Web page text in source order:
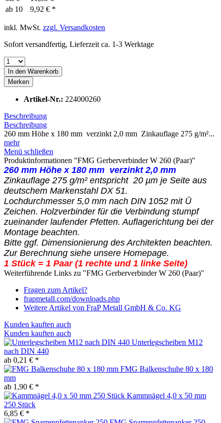
ab 10 9,92 € *
inkl. MwSt. zzgl. Versandkosten
Sofort versandfertig, Lieferzeit ca. 1-3 Werktage
In den Warenkorb
Merken
Artikel-Nr.: 224000260
Beschreibung
Beschreibung
260 mm Höhe x 180 mm verzinkt 2,0 mm Zinkauflage 275 g/m²...
mehr
Menü schließen
Produktinformationen "FMG Gerberverbinder W 260 (Paar)"
260 mm Höhe x 180 mm verzinkt 2,0 mm
Zinkauflage 275 g/m² entspricht 20 µm je Seite aus
deutschem Markenstahl DX 51.
Lochdurchmesser 5,0 mm nach DIN 1052 mit Ü
Zeichen. Holzverbinder für die Verbindung stumpf
zueinander laufender Pfetten. Auflagerichtung bei der
Montage beachten.
Bitte ggf. Dimensionierung des Architekten beachten.
Zur Berechnung siehe unsere Homepage.
1 Stück = 1 Paar (1 rechte und 1 linke Seite)
Weiterführende Links zu "FMG Gerberverbinder W 260 (Paar)"
Fragen zum Artikel?
frapmetall.com/downloads.php
Weitere Artikel von FraP Metall GmbH & Co. KG
Kunden kauften auch
Kunden kauften auch
Unterlegscheiben M12
nach DIN 440
ab 0,21 € *
FMG Balkenschuhe 80 x 180
mm
ab 1,90 € *
Kammnägel 4,0 x 50 mm
250 Stück
6,85 € *